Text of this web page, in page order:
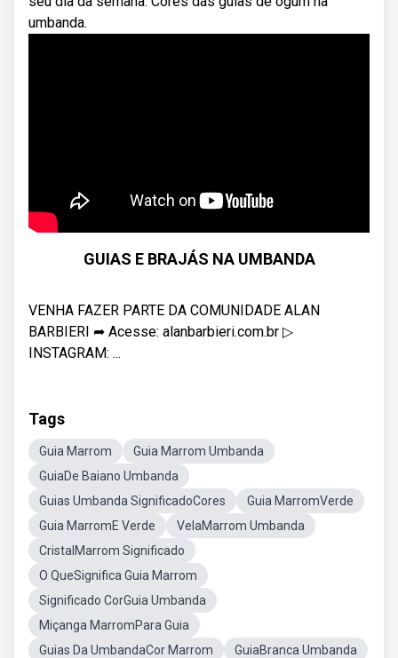
umbanda.
GUIAS E BRAJÁS NA UMBANDA
VENHA FAZER PARTE DA COMUNIDADE ALAN
BARBIERI ➦ Acesse: alanbarbieri.com.br ▷
INSTAGRAM: ...
Tags
Guia Marrom
Guia Marrom Umbanda
GuiaDe Baiano Umbanda
Guias Umbanda SignificadoCores
Guia MarromVerde
Guia MarromE Verde
VelaMarrom Umbanda
CristalMarrom Significado
O QueSignifica Guia Marrom
Significado CorGuia Umbanda
Miçanga MarromPara Guia
Guias Da UmbandaCor Marrom
GuiaBranca Umbanda